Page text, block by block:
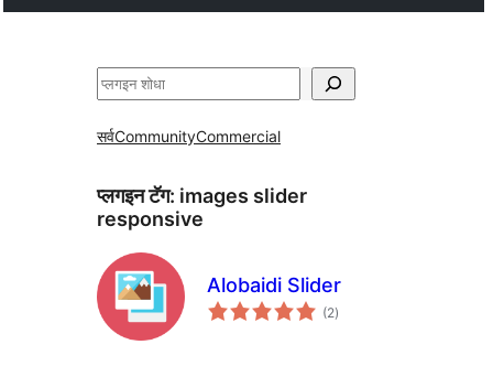
शोधा
सर्वCommunityCommercial
प्लगइन टॅग: images slider
responsive
Alobaidi Slider
(2एकूण
मूल्यांकन
)